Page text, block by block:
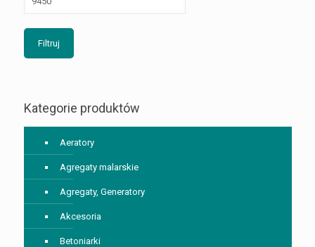
Filtruj
Kategorie produktów
Aeratory
Agregaty malarskie
Agregaty, Generatory
Akcesoria
Betoniarki